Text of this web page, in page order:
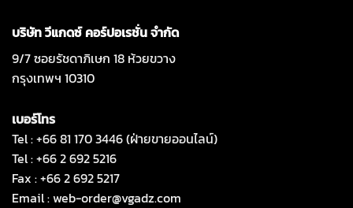
บริษัท วีแกดซ์ คอร์ปอเรชั่น จำกัด
9/7 ซอยรัชดาภิเษก 18 ห้วยขวาง
กรุงเทพฯ 10310
เบอร์โทร
Tel : +66 81 170 3446 (ฝ่ายขายออนไลน์)
Tel : +66 2 692 5216
Fax : +66 2 692 5217
Email :web-order@vgadz.com